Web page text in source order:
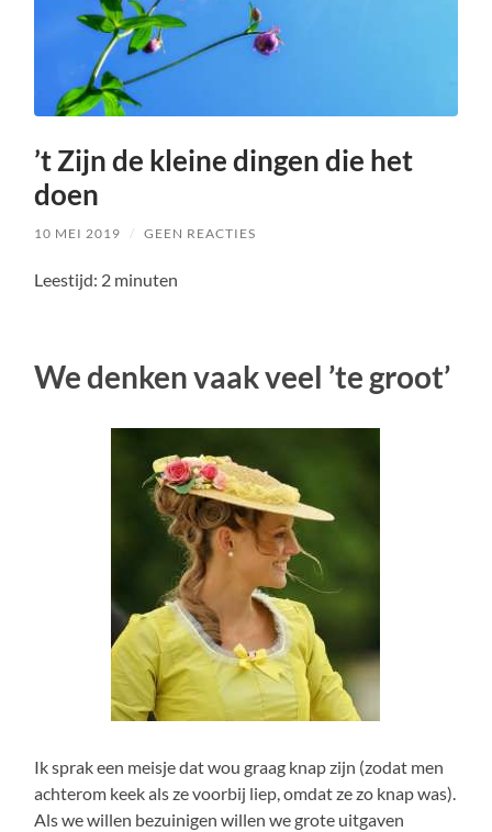
’t Zijn de kleine dingen die het
doen
10 MEI 2019 / GEEN REACTIES
Leestijd: 2 minuten
We denken vaak veel ’te groot’
Ik sprak een meisje dat wou graag knap zijn (zodat men
achterom keek als ze voorbij liep, omdat ze zo knap was).
Als we willen bezuinigen willen we grote uitgaven